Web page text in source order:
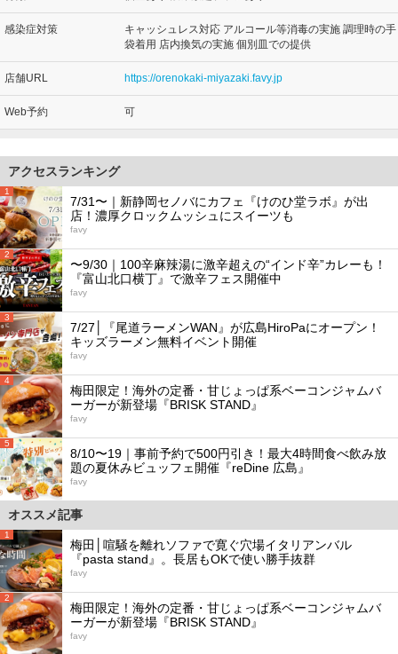
感染症対策
キャッシュレス対応 アルコール等消毒の実施 調理時の手
袋着用 店内換気の実施 個別皿での提供
店舗URL https://orenokaki-miyazaki.favy.jp
Web予約 可
アクセスランキング
1
7/31〜｜新静岡セノバにカフェ『けのひ堂ラボ』が出
店！濃厚クロックムッシュにスイーツも
favy
2
〜9/30｜100辛麻辣湯に激辛超えの“インド辛”カレーも！
『富山北口横丁』で激辛フェス開催中
favy
3
7/27│『尾道ラーメンWAN』が広島HiroPaにオープン！
キッズラーメン無料イベント開催
favy
4
梅田限定！海外の定番・甘じょっぱ系ベーコンジャムバ
ーガーが新登場『BRISK STAND』
favy
5
8/10〜19｜事前予約で500円引き！最大4時間食べ飲み放
題の夏休みビュッフェ開催『reDine 広島』
favy
オススメ記事
1
梅田│喧騒を離れソファで寛ぐ穴場イタリアンバル
『pasta stand』。長居もOKで使い勝手抜群
favy
2
梅田限定！海外の定番・甘じょっぱ系ベーコンジャムバ
ーガーが新登場『BRISK STAND』
favy